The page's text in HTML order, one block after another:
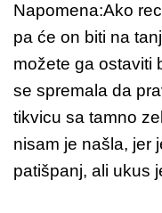
Napomena:Ako
pa će on biti na
možete ga ostaviti
se spremala da
tikvicu sa tamno
nisam je našla, jer
patišpanj, ali ukus